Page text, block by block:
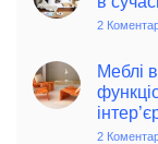
2
Меблі
2